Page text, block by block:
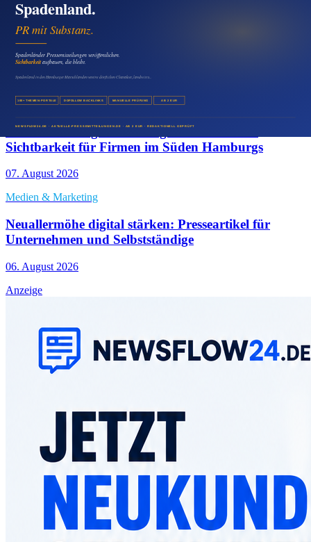
Medien & Marketing
Neuland als Standort nutzen: Mit Pressemitteilungen
lokale Unternehmen stärken
08. August 2026
Medien & Marketing
Pressemitteilung in Harburg veröffentlichen:
Sichtbarkeit für Firmen im Süden Hamburgs
07. August 2026
Medien & Marketing
Neuallermöhe digital stärken: Presseartikel für
Unternehmen und Selbstständige
06. August 2026
Anzeige